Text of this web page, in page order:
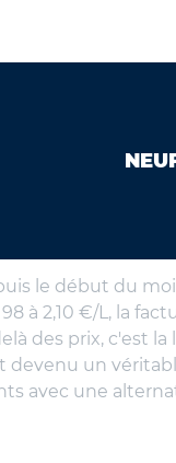
le début du
à 2,10 €/L, la
des prix, c'est
devenu un
avec une